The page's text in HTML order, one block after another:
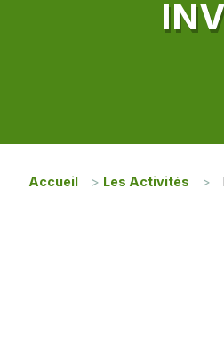
Accueil > Les Activités >